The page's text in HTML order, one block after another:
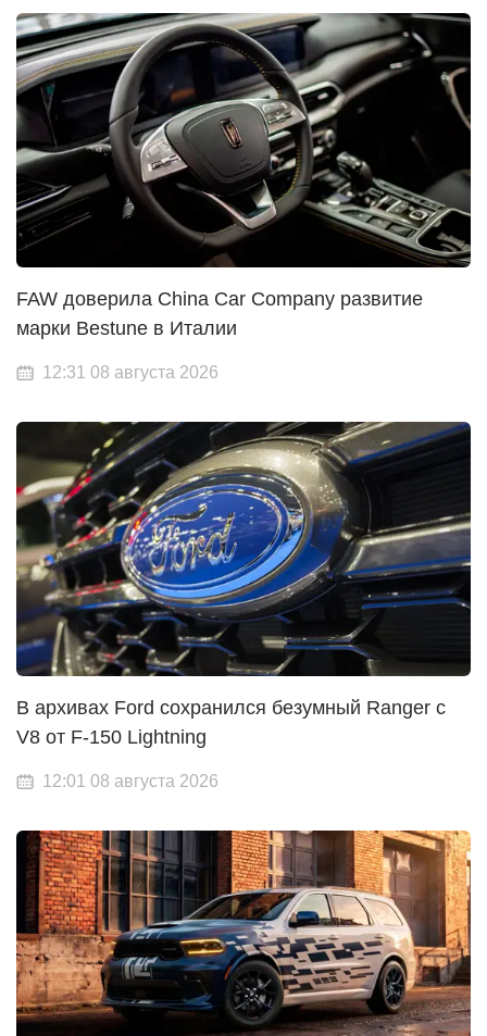
FAW доверила China Car Company развитие
марки Bestune в Италии
12:31 08 августа 2026
В архивах Ford сохранился безумный Ranger с
V8 от F-150 Lightning
12:01 08 августа 2026